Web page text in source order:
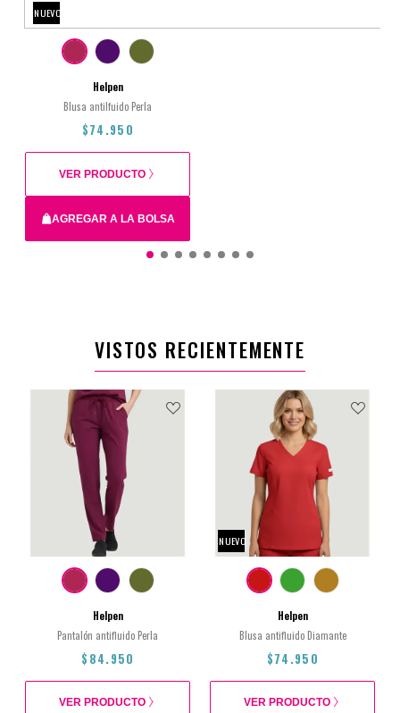
NUEVO
Helpen
Blusa antilfuido Perla
$74.950
AGREGAR A LA BOLSA
VER PRODUCTO
$74.950
VISTOS RECIENTEMENTE
Helpen
Pantalón antifluido Perla
$84.950
VER PRODUCTO
NUEVO
Helpen
Blusa antifluido Diamante
$74.950
VER PRODUCTO